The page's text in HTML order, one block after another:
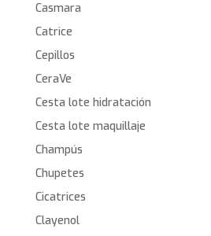
Casmara
Catrice
Cepillos
CeraVe
Cesta lote hidratación
Cesta lote maquillaje
Champús
Chupetes
Cicatrices
Clayenol